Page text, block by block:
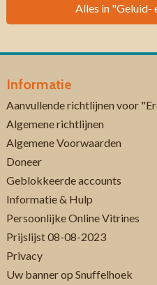
Alles in "Geluid-
Informatie
Aanvullende richtlijnen voor
Algemene richtlijnen
Algemene Voorwaarden
Doneer
Geblokkeerde accounts
Informatie & Hulp
Persoonlijke Online Vitrines
Prijslijst 08-08-2023
Privacy
Uw banner op Snuffelhoek